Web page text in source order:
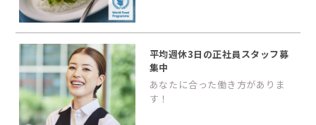
平均週休3日の正社員スタッフ募
集中
あなたに合った働き方がありま
す！